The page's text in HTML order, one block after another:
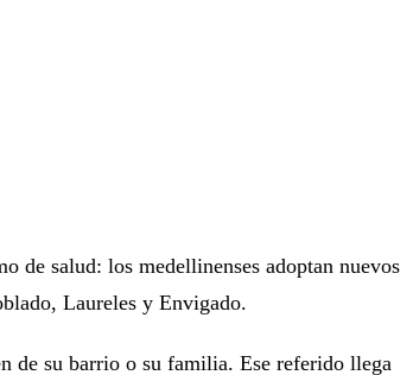
de salud: los medellinenses adoptan nuevos
Laureles y Envigado.
de su barrio o su familia. Ese referido llega